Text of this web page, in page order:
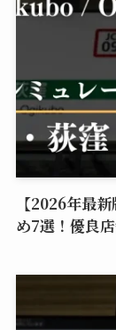
【2026年最
め7選！優良